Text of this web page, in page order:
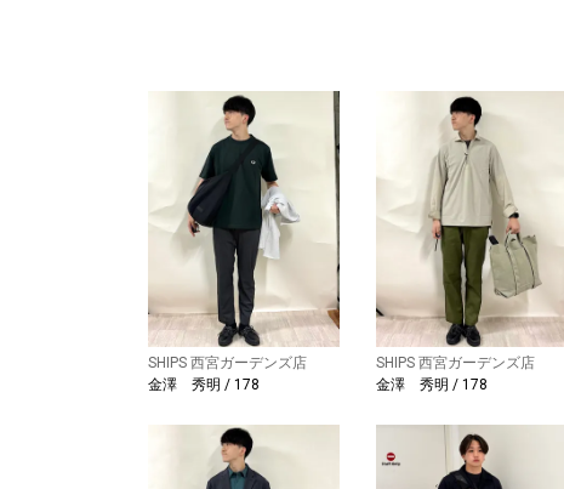
SHIPS 西宮ガーデンズ店
金澤 秀明 / 178
SHIPS 西宮ガーデンズ店
金澤 秀明 / 178